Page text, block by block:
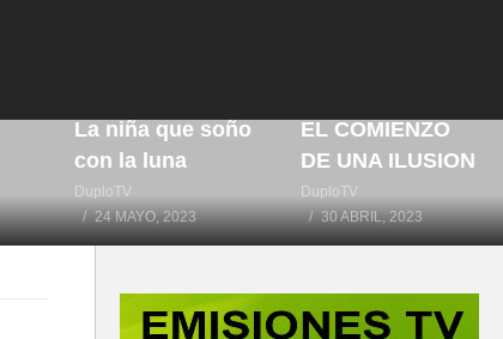
La niña que soño
con la luna
DuploTV
24 MAYO, 2023
EL COMIENZO
DE UNA ILUSION
DuploTV
30 ABRIL, 2023